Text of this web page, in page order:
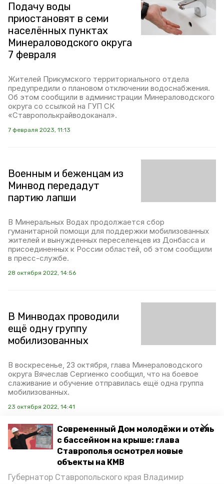
Современный Дом молодёжи и отель
с бассейном на крыше: глава
Ставрополья осмотрел новые
объекты на КМВ
Губернатор Ставропольского края Владимир
Подачу воды
приостановят в семи
населённых пунктах
Минераловодского округа
7 февраля
Жителей Прикумского территориального отдела
предупредили о плановом отключении водоснабжения.
Об этом сообщили в администрации Минераловодского
округа со ссылкой на ГУП СК
«Ставрополькрайводоканал».
7 февраля 2023, 11:13
Военным и беженцам из
Минвод передадут
партию лапши
В Минеральных Водах продолжается сбор
гуманитарной помощи для поддержки мобилизованных
жителей и вынужденных переселенцев из Донбасса и
присоединенных к России областей, об этом сообщили
в пресс-службе.
28 октября 2022, 14:56
В Минводах проводили
ещё одну группу
мобилизованных
В воскресенье, 23 октября, глава Минераловодского
округа Вячеслав Сергиенко сообщил, что на боевое
слаживание и обучение отправилась ещё одна группа
мобилизованных.
23 октября 2022, 14:41
Отключение
электричества в
Минераловодском округе